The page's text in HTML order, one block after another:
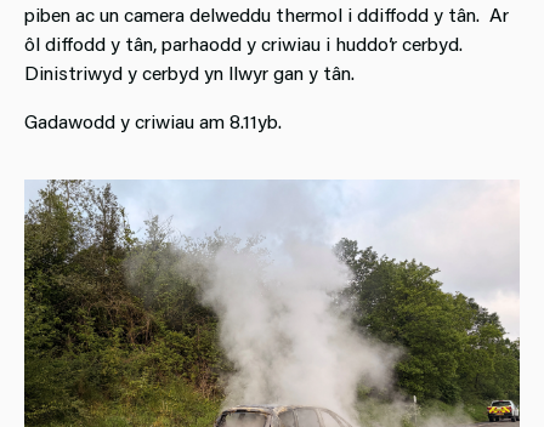
piben ac un camera delweddu thermol i ddiffodd y tân. Ar
ôl diffodd y tân, parhaodd y criwiau i huddo’r cerbyd.
Dinistriwyd y cerbyd yn llwyr gan y tân.
Gadawodd y criwiau am 8.11yb.